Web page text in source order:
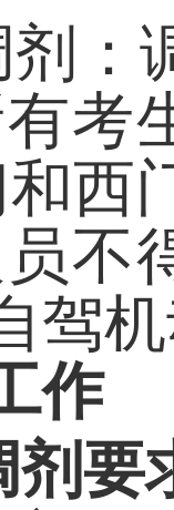
剂：
考
和西
不
驾
作